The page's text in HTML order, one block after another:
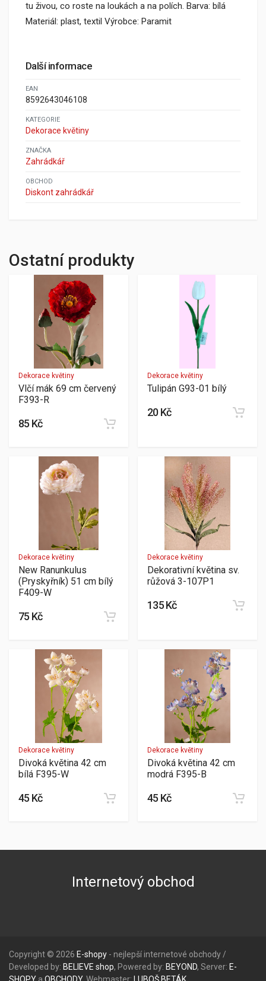
tu živou, co roste na loukách a na polích. Barva: bílá
Materiál: plast, textil Výrobce: Paramit
Další informace
EAN
8592643046108
KATEGORIE
Dekorace květiny
ZNAČKA
Zahrádkář
OBCHOD
Diskont zahrádkář
Ostatní produkty
Dekorace květiny
Vlčí mák 69 cm červený
F393-R
85 Kč
Dekorace květiny
Tulipán G93-01 bílý
20 Kč
Dekorace květiny
New Ranunkulus
(Pryskyřník) 51 cm bílý
F409-W
75 Kč
Dekorace květiny
Dekorativní květina sv.
růžová 3-107P1
135 Kč
Dekorace květiny
Divoká květina 42 cm
bílá F395-W
45 Kč
Dekorace květiny
Divoká květina 42 cm
modrá F395-B
45 Kč
Internetový obchod
Copyright © 2026 E-shopy - nejlepší internetové obchody /
Developed by: BELIEVE shop, Powered by: BEYOND, Server: E-